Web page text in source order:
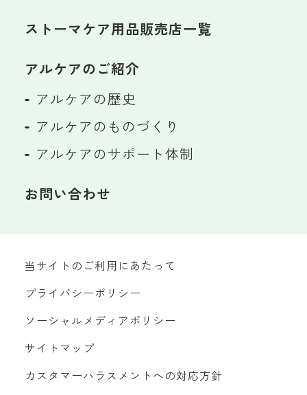
ストーマケア用品販売店一覧
アルケアのご紹介
アルケアの歴史
アルケアのものづくり
アルケアのサポート体制
お問い合わせ
当サイトのご利用にあたって
プライバシーポリシー
ソーシャルメディアポリシー
サイトマップ
カスタマーハラスメントへの対応方針